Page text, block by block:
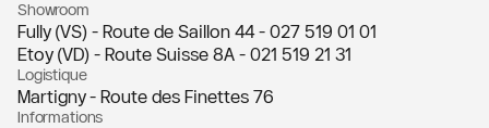
Showroom
Fully (VS) - Route de Saillon 44 - 027 519 01 01
Etoy (VD) - Route Suisse 8A - 021 519 21 31
Logistique
Martigny - Route des Finettes 76
Informations